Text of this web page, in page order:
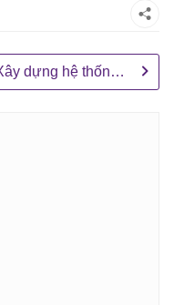
Xây dựng hệ thống Multi-agent